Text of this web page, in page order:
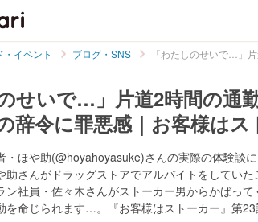
・イベント ブログ・SNS 「わたしのせいで…」
せいで…」片道2時間の通
辞令に罪悪感｜お客様はス
・ほや助(@hoyahoyasuke)さんの実際の体験談
助さんがドラッグストアでアルバイトをしてい
ン社員・佐々木さんがストーカー男からかばっ
を命じられます…。『お客様はストーカー』第23